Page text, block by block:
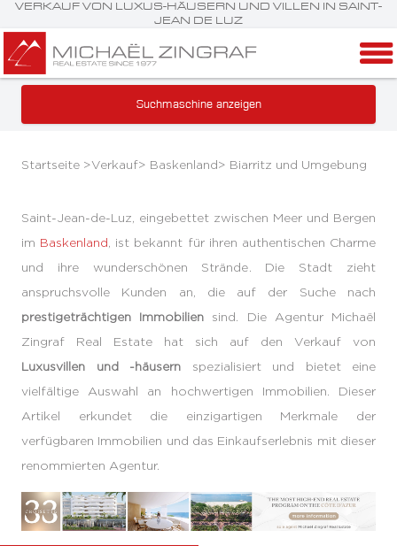
VERKAUF VON LUXUS-HÄUSERN UND VILLEN IN SAINT-
JEAN DE LUZ
Suchmaschine anzeigen
Startseite >Verkauf> Baskenland> Biarritz und Umgebung
Saint-Jean-de-Luz, eingebettet zwischen Meer und Bergen
im Baskenland , ist bekannt für ihren authentischen Charme
und ihre wunderschönen Strände. Die Stadt zieht
anspruchsvolle Kunden an, die auf der Suche nach
prestigeträchtigen Immobilien sind. Die Agentur Michaël
Zingraf Real Estate hat sich auf den Verkauf von
Luxusvillen und -häusern spezialisiert und bietet eine
vielfältige Auswahl an hochwertigen Immobilien. Dieser
Artikel erkundet die einzigartigen Merkmale der
verfügbaren Immobilien und das Einkaufserlebnis mit dieser
renommierten Agentur.